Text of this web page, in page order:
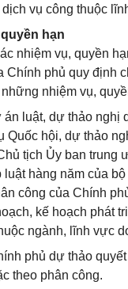
vụ công thuộc
hạn
nhiệm vụ, quyền
Chính phủ quy định
nhiệm vụ,
án luật, dự thảo nghị
Quốc hội, dự thảo
tịch Ủy ban trung
luật hàng năm của
công của Chính
kế hoạch phát
ngành, lĩnh vực
phủ dự thảo
theo phân công.